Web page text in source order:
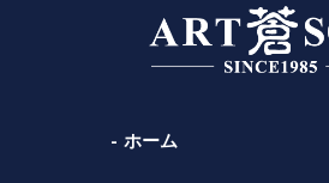
ホーム